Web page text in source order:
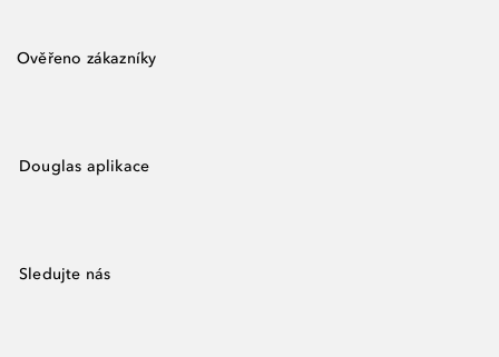
Ověřeno zákazníky
Douglas aplikace
Sledujte nás